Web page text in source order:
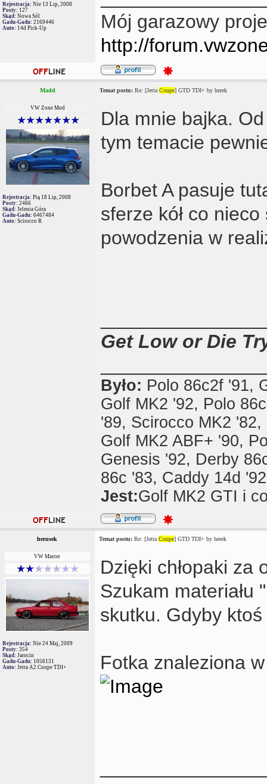
Rejestracja: Nie 13 Lip, 2008
Posty: 127
Skąd: Nowa Sól
Gadu-Gadu: 2169446
Auto: 14d Pick-Up
Mój garazowy
http://
Madd Temat postu: Re: [Jetta Coupe] GTD TDI+ by herek
VW Zone Mod
Rejestracja: Pią 18 Lip, 2008
Posty: 2466
Skąd: Jelenia Góra
Gadu-Gadu: 6467484
Auto: Scirocco R
Dla mnie bajka.
tym temacie
Borbet A pasuje
sferze kół co
powodzenia w
Get Low or Die
Było: Polo 86c2f '91,
Golf MK2 '92, Polo
'89, Scirocco MK2
Golf MK2 ABF+ '90,
Genesis '92, Derby
86c '83, Caddy 14d
Jest:Golf MK2 GTI i
herusek Temat postu: Re: [Jetta Coupe] GTD TDI+ by herek
VW Master
Rejestracja: Nie 24 Maj, 2009
Posty: 354
Skąd: Jarocin
Gadu-Gadu: 1056131
Auto: Jetta A2 Coupe TDI+
Dzięki chłopaki za
Szukam materiału
skutku. Gdyby
Fotka znaleziona